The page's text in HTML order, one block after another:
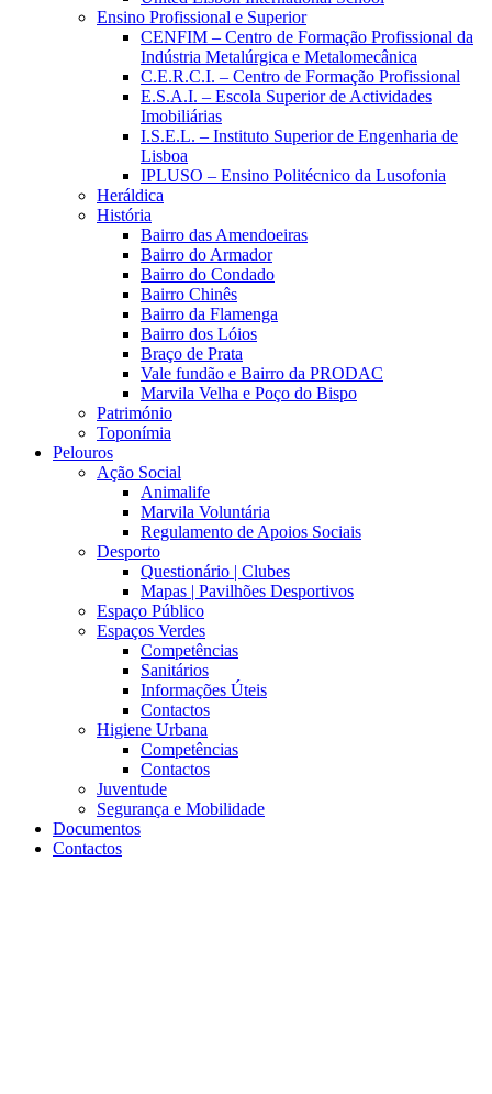
Ensino Profissional e Superior
CENFIM – Centro de Formação Profissional da
Indústria Metalúrgica e Metalomecânica
C.E.R.C.I. – Centro de Formação Profissional
E.S.A.I. – Escola Superior de Actividades
Imobiliárias
I.S.E.L. – Instituto Superior de Engenharia de
Lisboa
IPLUSO – Ensino Politécnico da Lusofonia
Heráldica
História
Bairro das Amendoeiras
Bairro do Armador
Bairro do Condado
Bairro Chinês
Bairro da Flamenga
Bairro dos Lóios
Braço de Prata
Vale fundão e Bairro da PRODAC
Marvila Velha e Poço do Bispo
Património
Toponímia
Pelouros
Ação Social
Animalife
Marvila Voluntária
Regulamento de Apoios Sociais
Desporto
Questionário | Clubes
Mapas | Pavilhões Desportivos
Espaço Público
Espaços Verdes
Competências
Sanitários
Informações Úteis
Contactos
Higiene Urbana
Competências
Contactos
Juventude
Segurança e Mobilidade
Documentos
Contactos